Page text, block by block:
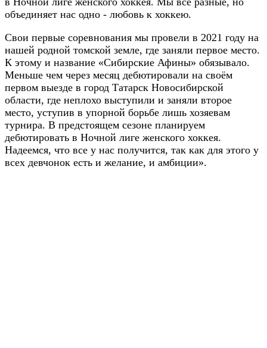
объединяет нас одно - любовь к хоккею.
Свои первые соревнования мы провели в 2021 году на
нашей родной томской земле, где заняли первое место.
К этому и название «Сибирские Афины» обязывало.
Меньше чем через месяц дебютировали на своём
первом выезде в город Татарск Новосибирской
области, где неплохо выступили и заняли второе
место, уступив в упорной борьбе лишь хозяевам
турнира. В предстоящем сезоне планируем
дебютировать в Ночной лиге женского хоккея.
Надеемся, что все у нас получится, так как для этого у
всех девчонок есть и желание, и амбиции».